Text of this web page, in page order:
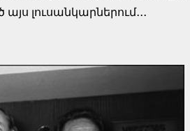
լուսանկարներում․․․